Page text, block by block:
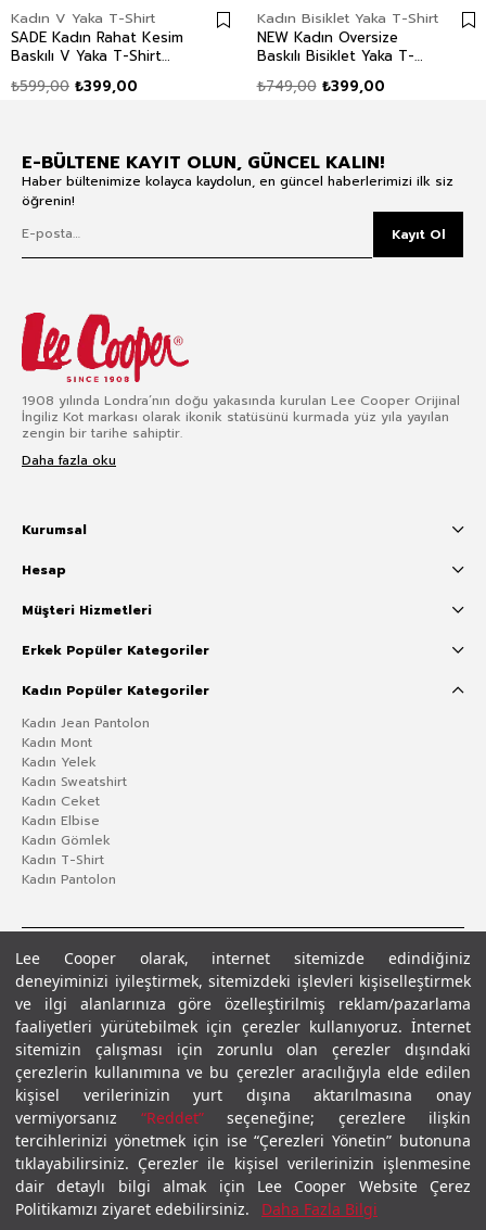
Lee Cooper olarak, internet sitemizde edindiğiniz
deneyiminizi iyileştirmek, sitemizdeki işlevleri kişiselleştirmek
ve ilgi alanlarınıza göre özelleştirilmiş reklam/pazarlama
faaliyetleri yürütebilmek için çerezler kullanıyoruz. İnternet
sitemizin çalışması için zorunlu olan çerezler dışındaki
çerezlerin kullanımına ve bu çerezler aracılığıyla elde edilen
kişisel verilerinizin yurt dışına aktarılmasına onay
vermiyorsanız “Reddet”seçeneğine; çerezlere ilişkin
tercihlerinizi yönetmek için ise “Çerezleri Yönetin” butonuna
tıklayabilirsiniz. Çerezler ile kişisel verilerinizin işlenmesine
dair detaylı bilgi almak için Lee Cooper Website Çerez
Politikamızı ziyaret edebilirsiniz.
Daha Fazla Bilgi
Kadın V Yaka T-Shirt
SADE Kadın Rahat Kesim
Baskılı V Yaka T-Shirt
₺399,00
₺599,00
Kadın Bisiklet Yaka T-Shirt
NEW Kadın Oversize
Baskılı Bisiklet Yaka T-
₺399,00
₺749,00
E-BÜLTENE KAYIT OLUN, GÜNCEL KALIN!
Haber bültenimize kolayca kaydolun, en güncel haberlerimizi ilk siz
öğrenin!
Kayıt Ol
1908 yılında Londra’nın doğu yakasında kurulan Lee Cooper Orijinal
İngiliz Kot markası olarak ikonik statüsünü kurmada yüz yıla yayılan
zengin bir tarihe sahiptir.
Daha fazla oku
Kurumsal
Hesap
Müşteri Hizmetleri
Erkek Popüler Kategoriler
Kadın Popüler Kategoriler
Kadın Jean Pantolon
Kadın Mont
Kadın Yelek
Kadın Sweatshirt
Kadın Ceket
Kadın Elbise
Kadın Gömlek
Kadın T-Shirt
Kadın Pantolon
Gizlilik PolitikasıÇerez Politikası KVKK Aydınlatma MetniŞartlar ve Koşullar
© 2026 Leecooper - Tüm Hakları Saklıdır.